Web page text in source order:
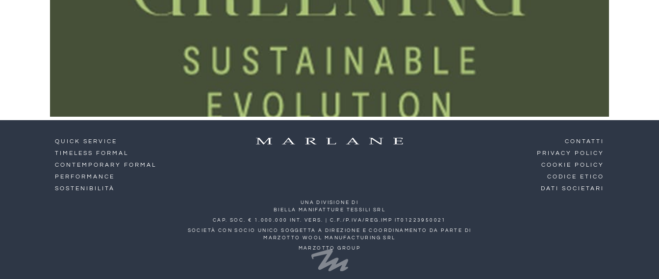
QUICK SERVICE
TIMELESS FORMAL
CONTEMPORARY FORMAL
PERFORMANCE
SOSTENIBILITÀ
CONTATTI
PRIVACY POLICY
COOKIE POLICY
CODICE ETICO
DATI SOCIETARI
UNA DIVISIONE DI
BIELLA MANIFATTURE TESSILI SRL
CAP. SOC. € 1.000.000 INT. VERS. | C.F./P.IVA/REG.IMP IT01223950021
SOCIETÀ CON SOCIO UNICO SOGGETTA A DIREZIONE E COORDINAMENTO DA PARTE DI
MARZOTTO WOOL MANUFACTURING SRL
MARZOTTO GROUP